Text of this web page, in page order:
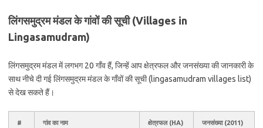
लिंगसमुद्रम मंडल के गांवों की सूची (Villages in
Lingasamudram)
लिंगसमुद्रम मंडल में लगभग 20 गाँव हैं, जिन्हें आप क्षेत्रफल और जनसंख्या की जानकारी के
साथ नीचे दी गई लिंगसमुद्रम मंडल के गाँवों की सूची (lingasamudram villages list)
से देख सकते हैं।
# गांव का नाम क्षेत्रफल (HA) जनसंख्या (2011)